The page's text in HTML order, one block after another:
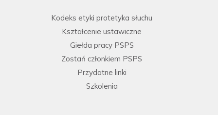
Kodeks etyki protetyka słuchu
Kształcenie ustawiczne
Giełda pracy PSPS
Zostań członkiem PSPS
Przydatne linki
Szkolenia